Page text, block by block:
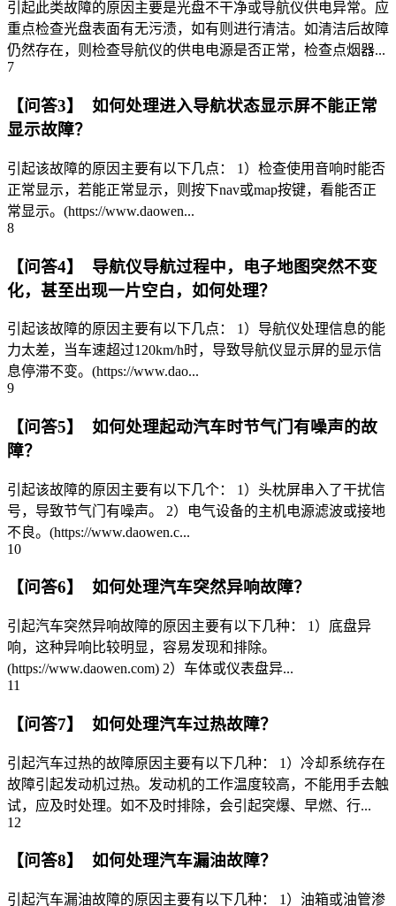
引起此类故障的原因主要是光盘不干净或导航仪供电异常。应
重点检查光盘表面有无污渍，如有则进行清洁。如清洁后故障
仍然存在，则检查导航仪的供电电源是否正常，检查点烟器...
7
【问答3】 如何处理进入导航状态显示屏不能正常
显示故障？
引起该故障的原因主要有以下几点： 1）检查使用音响时能否
正常显示，若能正常显示，则按下nav或map按键，看能否正
常显示。(https://www.daowen...
8
【问答4】 导航仪导航过程中，电子地图突然不变
化，甚至出现一片空白，如何处理？
引起该故障的原因主要有以下几点： 1）导航仪处理信息的能
力太差，当车速超过120km/h时，导致导航仪显示屏的显示信
息停滞不变。(https://www.dao...
9
【问答5】 如何处理起动汽车时节气门有噪声的故
障？
引起该故障的原因主要有以下几个： 1）头枕屏串入了干扰信
号，导致节气门有噪声。 2）电气设备的主机电源滤波或接地
不良。(https://www.daowen.c...
10
【问答6】 如何处理汽车突然异响故障？
引起汽车突然异响故障的原因主要有以下几种： 1）底盘异
响，这种异响比较明显，容易发现和排除。
(https://www.daowen.com) 2）车体或仪表盘异...
11
【问答7】 如何处理汽车过热故障？
引起汽车过热的故障原因主要有以下几种： 1）冷却系统存在
故障引起发动机过热。发动机的工作温度较高，不能用手去触
试，应及时处理。如不及时排除，会引起突爆、早燃、行...
12
【问答8】 如何处理汽车漏油故障？
引起汽车漏油故障的原因主要有以下几种： 1）油箱或油管渗